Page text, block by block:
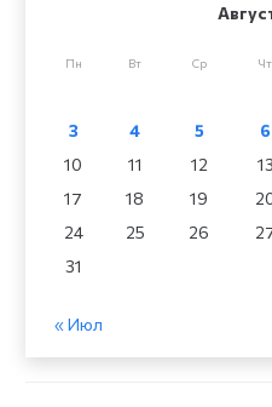
Пн Вт Ср Чт
3
4 5 6
10
11 12 13
17
18 19
24
25 26
31
« Июл